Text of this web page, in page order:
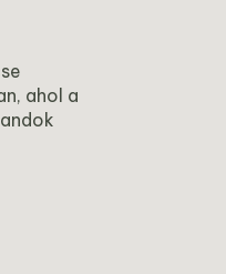
ahol a